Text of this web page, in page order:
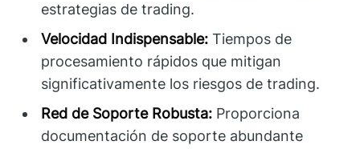
estrategias de trading.
Velocidad Indispensable: Tiempos de
procesamiento rápidos que mitigan
significativamente los riesgos de trading.
Red de Soporte Robusta: Proporciona
documentación de soporte abundante